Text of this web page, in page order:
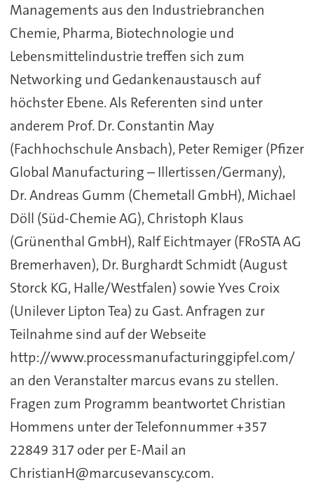
Managements aus den Industriebranchen
Chemie, Pharma, Biotechnologie und
Lebensmittelindustrie treffen sich zum
Networking und Gedankenaustausch auf
höchster Ebene. Als Referenten sind unter
anderem Prof. Dr. Constantin May
(Fachhochschule Ansbach), Peter Remiger (Pfizer
Global Manufacturing – Illertissen/Germany),
Dr. Andreas Gumm (Chemetall GmbH), Michael
Döll (Süd-Chemie AG), Christoph Klaus
(Grünenthal GmbH), Ralf Eichtmayer (FRoSTA AG
Bremerhaven), Dr. Burghardt Schmidt (August
Storck KG, Halle/Westfalen) sowie Yves Croix
(Unilever Lipton Tea) zu Gast. Anfragen zur
Teilnahme sind auf der Webseite
http://www.processmanufacturinggipfel.com/
an den Veranstalter marcus evans zu stellen.
Fragen zum Programm beantwortet Christian
Hommens unter der Telefonnummer +357
22849 317 oder per E-Mail an
ChristianH@marcusevanscy.com.